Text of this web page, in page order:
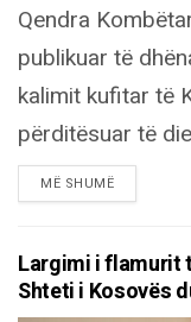
Qendra
publikuar të
kalimit kufitar të
përditësuar të
MË SHUMËDETAILS
Largimi i flamurit
Shteti i Kosovës